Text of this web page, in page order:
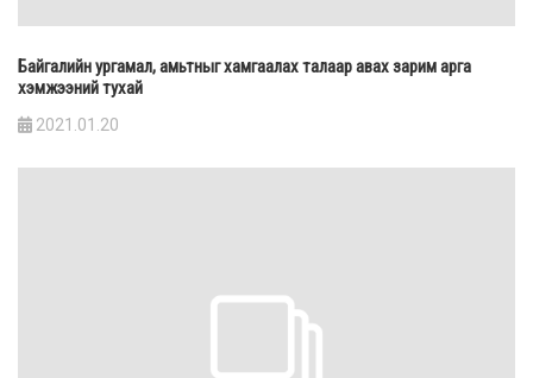
Байгалийн ургамал, амьтныг хамгаалах талаар авах зарим арга
хэмжээний тухай
2021.01.20